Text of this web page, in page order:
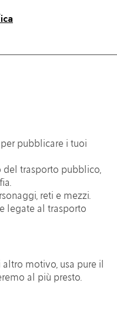
pubblicare i tuoi
del trasporto pubblico,
reti e mezzi.
legate al trasporto
motivo, usa pure il
al più presto.